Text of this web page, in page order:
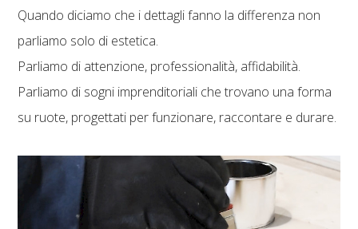
Quando diciamo che i dettagli fanno la differenza non
parliamo solo di estetica.
Parliamo di attenzione, professionalità, affidabilità.
Parliamo di sogni imprenditoriali che trovano una forma
su ruote, progettati per funzionare, raccontare e durare.